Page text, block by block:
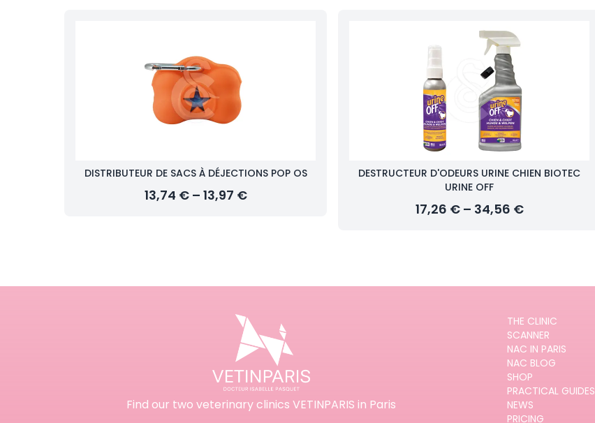
DISTRIBUTEUR DE SACS À DÉJECTIONS POP OS
13,74 € – 13,97 €
DESTRUCTEUR D'ODEURS URINE CHIEN BIOTEC
URINE OFF
17,26 € – 34,56 €
Find our two veterinary clinics VETINPARIS in Paris
THE CLINIC
SCANNER
NAC IN PARIS
NAC BLOG
SHOP
PRACTICAL GUIDES
NEWS
PRICING